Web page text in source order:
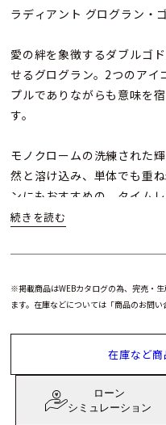
ラディアント グログラン・
愛の絆を象徴するダブルゴ
せるグログラン。2つのア
プルでありながらも意味を
す。
モノクロームの洗練された
然と溶け込み、単体でも重
ンにもおすすめの、タイム
※掲載商品はWEBカタログの為、完売・
ます。在庫などについては「商品のお問
在庫など
ローン
シミュレーション